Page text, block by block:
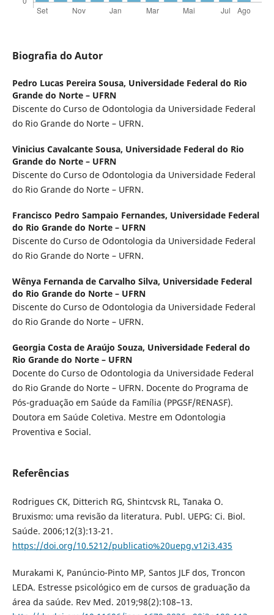
Biografia do Autor
Pedro Lucas Pereira Sousa, Universidade Federal do Rio
Grande do Norte – UFRN
Discente do Curso de Odontologia da Universidade Federal
do Rio Grande do Norte – UFRN.
Vinicius Cavalcante Sousa, Universidade Federal do Rio
Grande do Norte – UFRN
Discente do Curso de Odontologia da Universidade Federal
do Rio Grande do Norte – UFRN.
Francisco Pedro Sampaio Fernandes, Universidade Federal
do Rio Grande do Norte – UFRN
Discente do Curso de Odontologia da Universidade Federal
do Rio Grande do Norte – UFRN.
Wênya Fernanda de Carvalho Silva, Universidade Federal
do Rio Grande do Norte – UFRN
Discente do Curso de Odontologia da Universidade Federal
do Rio Grande do Norte – UFRN.
Georgia Costa de Araújo Souza, Universidade Federal do
Rio Grande do Norte – UFRN
Docente do Curso de Odontologia da Universidade Federal
do Rio Grande do Norte – UFRN. Docente do Programa de
Pós-graduação em Saúde da Família (PPGSF/RENASF).
Doutora em Saúde Coletiva. Mestre em Odontologia
Proventiva e Social.
Referências
Rodrigues CK, Ditterich RG, Shintcvsk RL, Tanaka O.
Bruxismo: uma revisão da literatura. Publ. UEPG: Ci. Biol.
Saúde. 2006;12(3):13-21.
https://doi.org/10.5212/publicatio%20uepg.v12i3.435
Murakami K, Panúncio-Pinto MP, Santos JLF dos, Troncon
LEDA. Estresse psicológico em de cursos de graduação da
área da saúde. Rev Med. 2019;98(2):108–13.